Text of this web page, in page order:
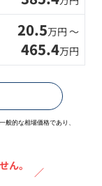
20.5万円 〜
465.4万円
的な相場価格であり、
ん。
／